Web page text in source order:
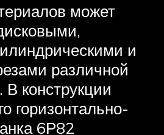
может
и
различной
конструкции
горизонтально-
6Р82